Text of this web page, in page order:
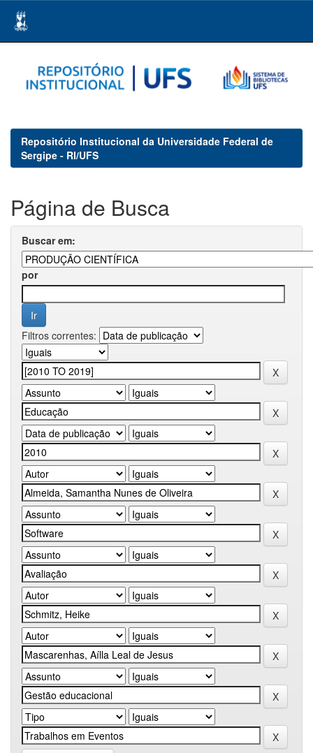
navigation
Repositório Institucional da Universidade Federal de
Sergipe - RI/UFS
Página de Busca
Buscar em:
por
Filtros correntes: